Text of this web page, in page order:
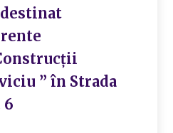
” în Strada
6